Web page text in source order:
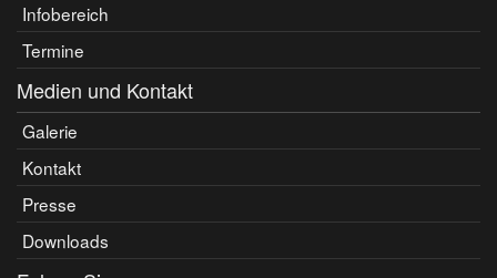
Infobereich
Termine
Medien und Kontakt
Galerie
Kontakt
Presse
Downloads